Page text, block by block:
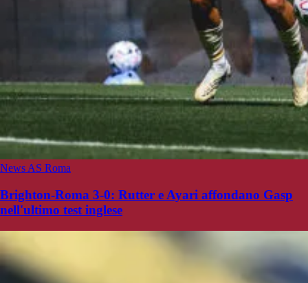
News AS Roma
Brighton-Roma 3-0: Rutter e Ayari affondano Gasp
nell'ultimo test inglese